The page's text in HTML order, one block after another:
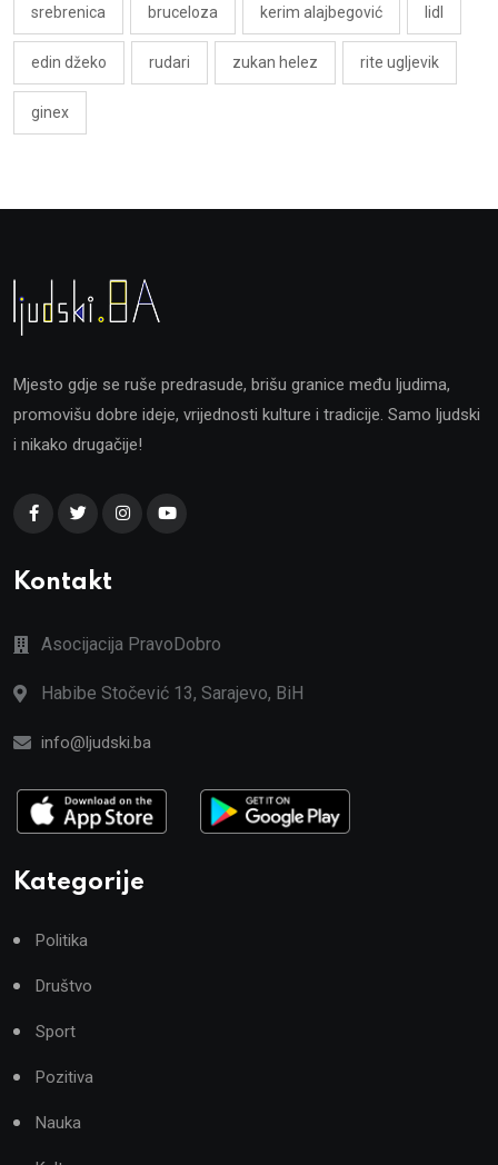
srebrenica bruceloza kerim alajbegović lidl
edin džeko rudari zukan helez rite ugljevik
ginex
Mjesto gdje se ruše predrasude, brišu granice među ljudima,
promovišu dobre ideje, vrijednosti kulture i tradicije. Samo ljudski
i nikako drugačije!
Kontakt
Asocijacija PravoDobro
Habibe Stočević 13, Sarajevo, BiH
info@ljudski.ba
Kategorije
Politika
Društvo
Sport
Pozitiva
Nauka